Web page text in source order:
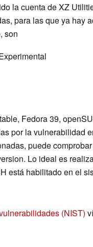
la cuenta de XZ
para las que ya hay
son
Fedora 39,
por la vulnerabilidad
puede
Lo ideal es
está habilitado en el
(NIST)